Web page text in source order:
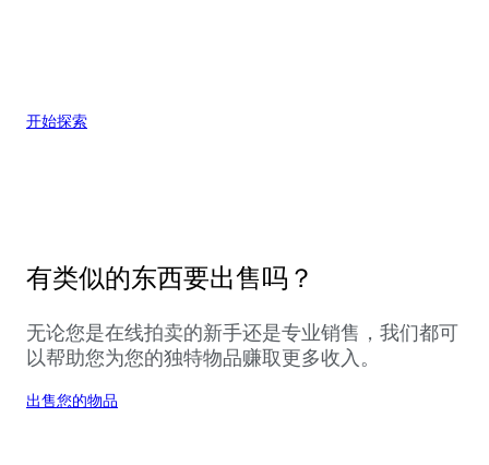
开始探索
有类似的东西要出售吗？
无论您是在线拍卖的新手还是专业销售，我们都可
以帮助您为您的独特物品赚取更多收入。
出售您的物品